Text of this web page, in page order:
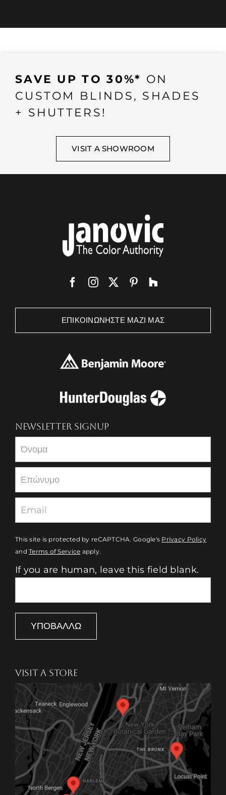
SAVE UP TO 30%* ON
CUSTOM BLINDS, SHADES
+ SHUTTERS!
VISIT A SHOWROOM
ΕΠΙΚΟΙΝΩΝΉΣΤΕ ΜΑΖΊ ΜΑΣ
NEWSLETTER SIGNUP
Newsletter
This site is protected by reCAPTCHA. Google's Privacy Policy
andTerms of Service apply.
If you are human, leave this field blank.
ΥΠΟΒΆΛΛΩ
VISIT A STORE